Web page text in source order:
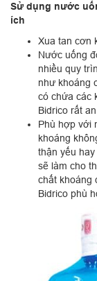
Sử dụng nước
ích
Xua tan cơn
Nước uống
nhiều quy
như khoáng
có chứa các
Bidrico rất
Phù hợp với
khoáng
thận yếu
sẽ làm cho
chất khoáng
Bidrico phù